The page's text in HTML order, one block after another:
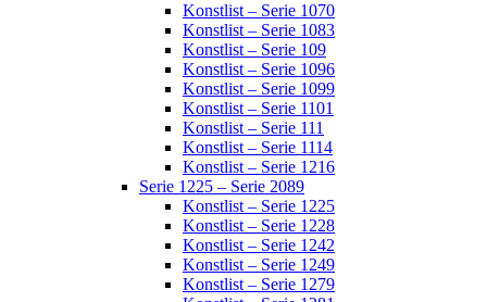
Konstlist – Serie 1070
Konstlist – Serie 1083
Konstlist – Serie 109
Konstlist – Serie 1096
Konstlist – Serie 1099
Konstlist – Serie 1101
Konstlist – Serie 111
Konstlist – Serie 1114
Konstlist – Serie 1216
Serie 1225 – Serie 2089
Konstlist – Serie 1225
Konstlist – Serie 1228
Konstlist – Serie 1242
Konstlist – Serie 1249
Konstlist – Serie 1279